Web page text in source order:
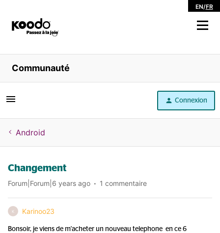
EN/FR
Magasiner
Libre service
Aide
Communauté
Connexion
Android
Changement
Forum|Forum|6 years ago 1 commentaire
K Karinoo23
Bonsoir, je viens de m'acheter un nouveau telephone en ce 6